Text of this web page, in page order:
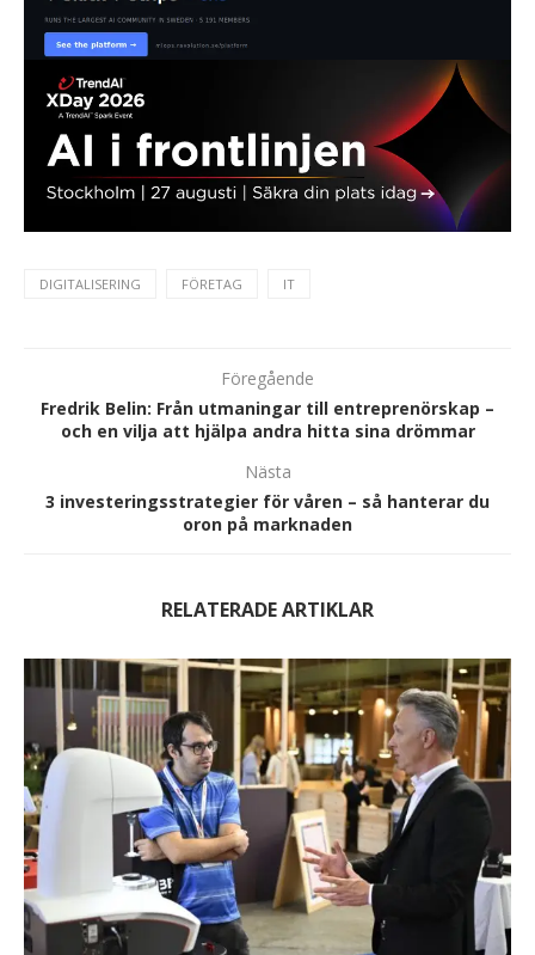
DIGITALISERING FÖRETAG IT
Föregående
Fredrik Belin: Från utmaningar till entreprenörskap –
och en vilja att hjälpa andra hitta sina drömmar
Nästa
3 investeringsstrategier för våren – så hanterar du
oron på marknaden
RELATERADE ARTIKLAR